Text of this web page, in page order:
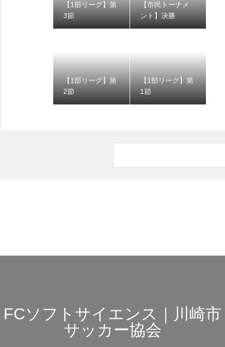
【1部リーグ】第
3節
【市民トーナメ
ント】決勝
【1部リーグ】第
2節
【1部リーグ】第
1節
FCソフトサイエンス｜川崎市
サッカー協会